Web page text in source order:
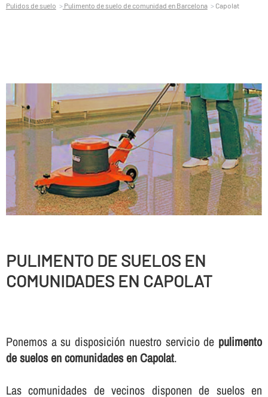
Pulidos de suelo Pulimento de suelo de comunidad en Barcelona Capolat
PULIMENTO DE SUELOS EN
COMUNIDADES EN CAPOLAT
Ponemos a su disposición nuestro servicio de pulimento
de suelos en comunidades en Capolat.
Las comunidades de vecinos disponen de suelos en